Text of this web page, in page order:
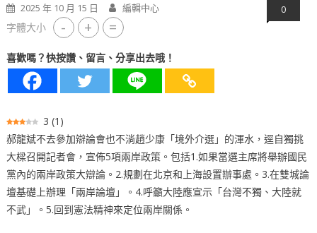
2025 年 10 月 15 日 編輯中心 0
字體大小 - + =
喜歡嗎？快按讚、留言、分享出去哦！
3 (1 )
郝龍斌不去參加辯論會也不淌趙少康「境外介選」的渾水，逕自獨挑
大樑召開記者會，宣佈5項兩岸政策。包括1.如果當選主席將舉辦國民
黨內的兩岸政策大辯論。2.規劃在北京和上海設置辦事處。3.在雙城論
壇基礎上辦理「兩岸論壇」。4.呼籲大陸應宣示「台灣不獨、大陸就
不武」。5.回到憲法精神來定位兩岸關係。